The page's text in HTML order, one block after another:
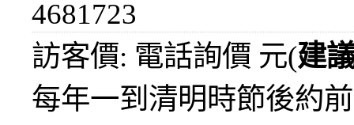
4681723
訪客價: 電話詢價 元(建
每年一到清明時節後約